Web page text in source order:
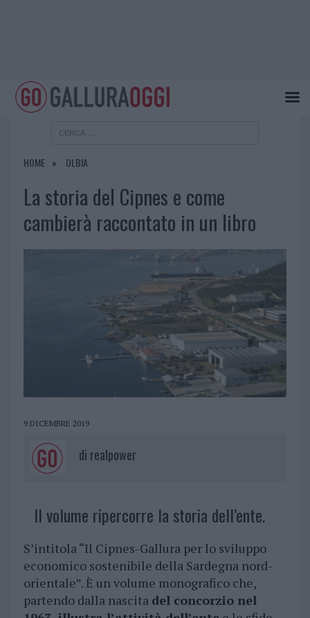
HOME OLBIA
La storia del Cipnes e come
cambierà raccontato in un libro
9 DICEMBRE 2019
di realpower
Il volume ripercorre la storia dell’ente.
S’intitola “Il Cipnes-Gallura per lo sviluppo
economico sostenibile della Sardegna nord-
orientale”. È un volume monografico che,
partendo dalla nascita del concorzio nel